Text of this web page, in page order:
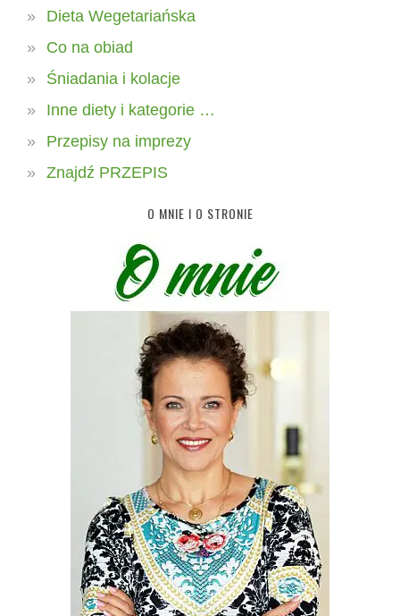
Dieta Wegetariańska
Co na obiad
Śniadania i kolacje
Inne diety i kategorie …
Przepisy na imprezy
Znajdź PRZEPIS
O MNIE I O STRONIE